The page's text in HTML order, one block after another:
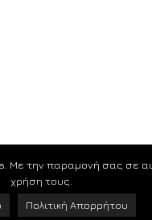
Με την παραμονή σας σε
χρήση τους.
Πολιτική Απορρήτου